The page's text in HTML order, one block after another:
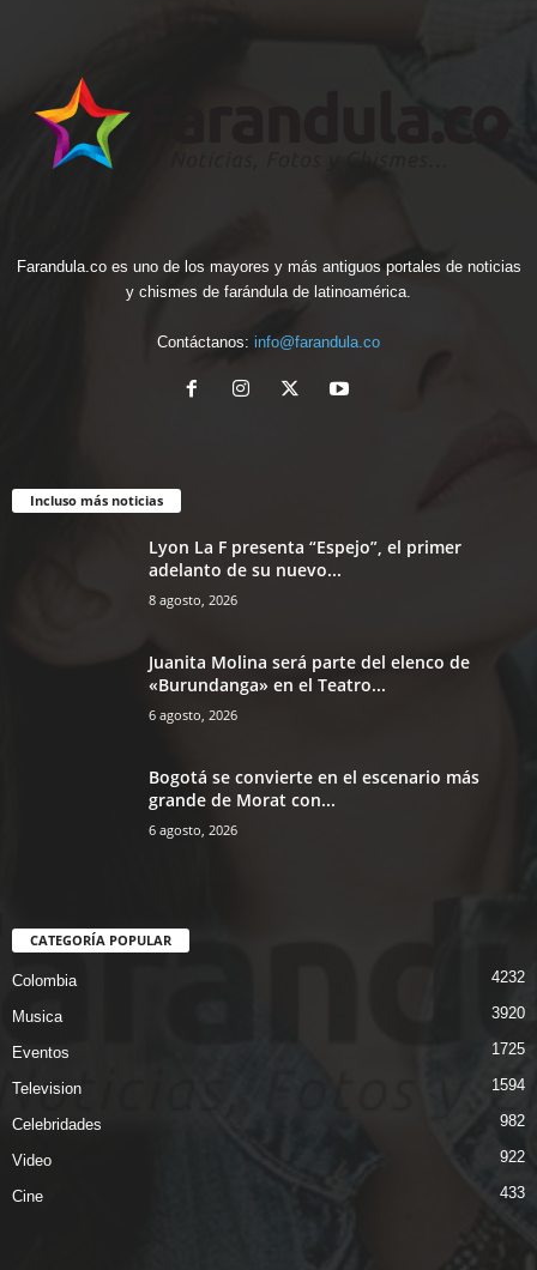
Farandula.co es uno de los mayores y más antiguos portales de noticias
y chismes de farándula de latinoamérica.
Contáctanos: info@farandula.co
Incluso más noticias
Lyon La F presenta “Espejo”, el primer
adelanto de su nuevo...
8 agosto, 2026
Juanita Molina será parte del elenco de
«Burundanga» en el Teatro...
6 agosto, 2026
Bogotá se convierte en el escenario más
grande de Morat con...
6 agosto, 2026
CATEGORÍA POPULAR
Colombia 4232
Musica 3920
Eventos 1725
Television 1594
Celebridades 982
Video 922
Cine 433